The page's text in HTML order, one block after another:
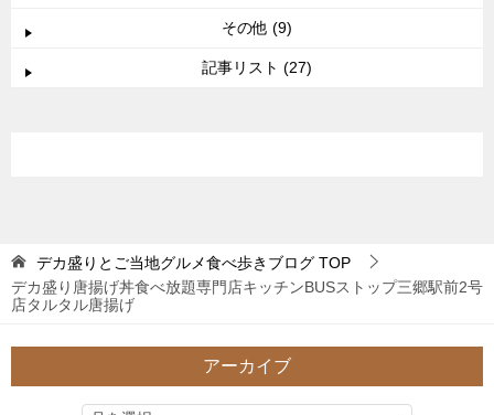
その他 (9)
記事リスト (27)
デカ盛りとご当地グルメ食べ歩きブログ TOP
デカ盛り唐揚げ丼食べ放題専門店キッチンBUSストップ三郷駅前2号
店タルタル唐揚げ
アーカイブ